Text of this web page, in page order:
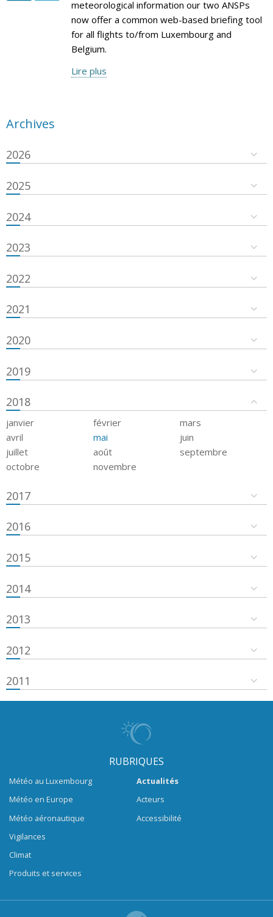
meteorological information our two ANSPs
now offer a common web-based briefing tool
for all flights to/from Luxembourg and
Belgium.
Lire plus
Archives
2026
2025
2024
2023
2022
2021
2020
2019
2018
janvier février
mars
avril
mai
juin
juillet
août
septembre
octobre
novembre
2017
2016
2015
2014
2013
2012
2011
RUBRIQUES
Météo au Luxembourg
Météo en Europe
Météo aéronautique
Vigilances
Climat
Produits et services
Actualités
Acteurs
Accessibilité